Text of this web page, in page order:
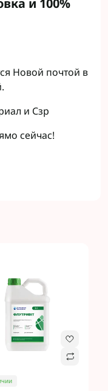
и 100%
Новой почтой в
и Сзр
сейчас!